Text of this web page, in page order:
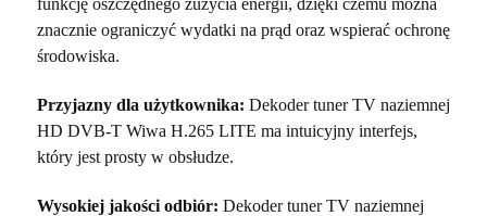
funkcję oszczędnego zużycia energii, dzięki czemu można
znacznie ograniczyć wydatki na prąd oraz wspierać ochronę
środowiska.
Przyjazny dla użytkownika: Dekoder tuner TV naziemnej
HD DVB-T Wiwa H.265 LITE ma intuicyjny interfejs,
który jest prosty w obsłudze.
Wysokiej jakości odbiór: Dekoder tuner TV naziemnej